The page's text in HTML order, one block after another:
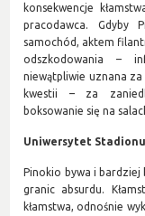
konsekwencje
pracodawca. Gdyby
samochód, aktem
odszkodowania –
niewątpliwie uznana
kwestii – za
boksowanie się na
Uniwersytet
Pinokio bywa i
granic absurdu.
kłamstwa, odnośnie